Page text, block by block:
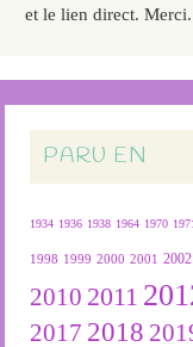
et le lien direct. Merci.
PARU EN
1934 1936 1938 1964 1970
1998 1999 2000 2001 2002
2010 2011
2017 2018